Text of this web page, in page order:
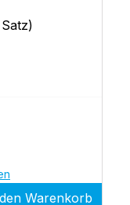
Warenkorb